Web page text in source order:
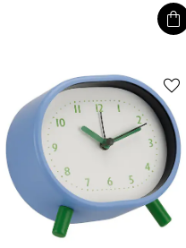
shopping_bag
favorite